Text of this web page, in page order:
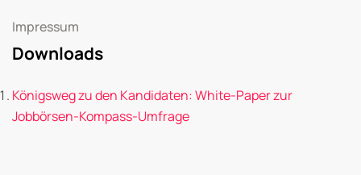
Impressum
Downloads
Königsweg zu den Kandidaten: White-Paper zur
Jobbörsen-Kompass-Umfrage